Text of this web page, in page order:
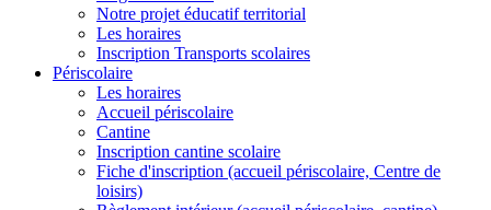
Notre projet éducatif territorial
Les horaires
Inscription Transports scolaires
Périscolaire
Les horaires
Accueil périscolaire
Cantine
Inscription cantine scolaire
Fiche d'inscription (accueil périscolaire, Centre de
loisirs)